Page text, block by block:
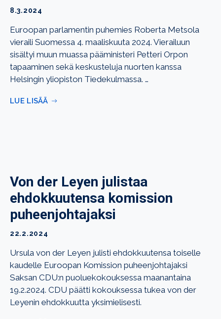
8.3.2024
Euroopan parlamentin puhemies Roberta Metsola
vieraili Suomessa 4. maaliskuuta 2024. Vierailuun
sisältyi muun muassa pääministeri Petteri Orpon
tapaaminen sekä keskusteluja nuorten kanssa
Helsingin yliopiston Tiedekulmassa. …
LUE LISÄÄ
Von der Leyen julistaa
ehdokkuutensa komission
puheenjohtajaksi
22.2.2024
Ursula von der Leyen julisti ehdokkuutensa toiselle
kaudelle Euroopan Komission puheenjohtajaksi
Saksan CDU:n puoluekokouksessa maanantaina
19.2.2024. CDU päätti kokouksessa tukea von der
Leyenin ehdokkuutta yksimielisesti.